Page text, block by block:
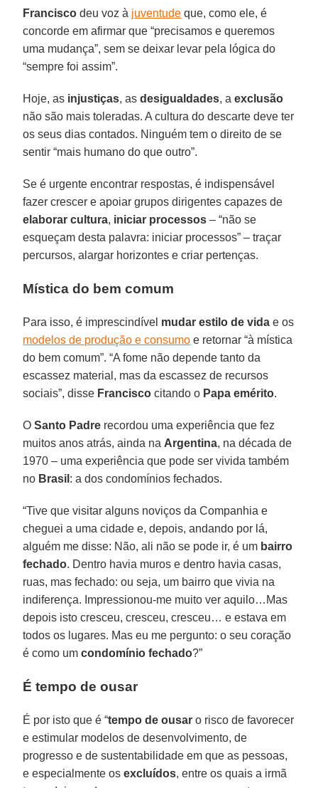
Francisco deu voz à juventude que, como ele, é
concorde em afirmar que “precisamos e queremos
uma mudança”, sem se deixar levar pela lógica do
“sempre foi assim”.
Hoje, as injustiças, asdesigualdades, aexclusão
não são mais toleradas. A cultura do descarte deve ter
os seus dias contados. Ninguém tem o direito de se
sentir “mais humano do que outro”.
Se é urgente encontrar respostas, é indispensável
fazer crescer e apoiar grupos dirigentes capazes de
elaborar cultura, iniciar processos – “não se
esqueçam desta palavra: iniciar processos” – traçar
percursos, alargar horizontes e criar pertenças.
Mística do bem comum
Para isso, é imprescindível mudar estilo de vida e os
modelos de produção e consumo e retornar “à mística
do bem comum”. “A fome não depende tanto da
escassez material, mas da escassez de recursos
sociais”, disse Francisco citando o Papa emérito.
OSanto Padre recordou uma experiência que fez
muitos anos atrás, ainda na Argentina, na década de
1970 – uma experiência que pode ser vivida também
no Brasil : a dos condomínios fechados.
“Tive que visitar alguns noviços da Companhia e
cheguei a uma cidade e, depois, andando por lá,
alguém me disse: Não, ali não se pode ir, é um bairro
fechado. Dentro havia muros e dentro havia casas,
ruas, mas fechado: ou seja, um bairro que vivia na
indiferença. Impressionou-me muito ver aquilo…Mas
depois isto cresceu, cresceu, cresceu… e estava em
todos os lugares. Mas eu me pergunto: o seu coração
é como umcondomínio fechado?”
É tempo de ousar
É por isto que é “tempo de ousar o risco de favorecer
e estimular modelos de desenvolvimento, de
progresso e de sustentabilidade em que as pessoas,
e especialmente osexcluídos, entre os quais a irmã